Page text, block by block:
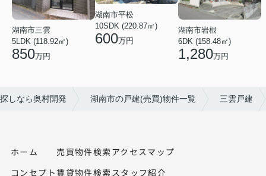
湖南市三雲
5LDK (118.92㎡)
850万円
湖南市平松
10SDK (220.87㎡)
600万円
湖南市岩根
6DK (158.48㎡)
1,280万円
しなら奥村開発 湖南市の戸建(売買)物件一覧 三雲戸建
ホーム
コンセプト
売買物件検索
賃貸物件検索
アクセスマップ
スタッフ紹介